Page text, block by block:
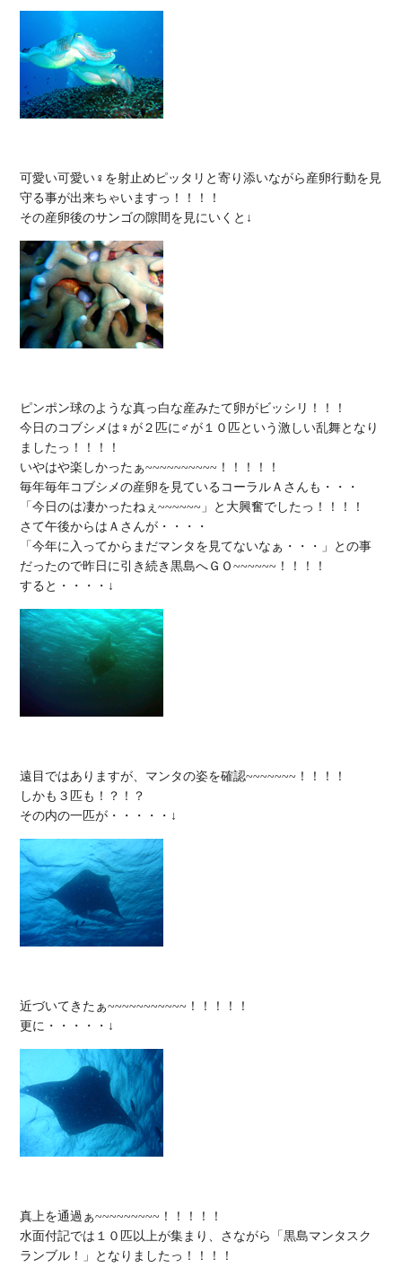
可愛い可愛い♀を射止めピッタリと寄り添いながら産卵行動を見
守る事が出来ちゃいますっ！！！！
ピンポン球のような真っ白な産みたて卵がビッシリ！！！
今日のコブシメは♀が２匹に♂が１０匹という激しい乱舞となり
ましたっ！！！！
いやはや楽しかったぁ~~~~~~~~~~！！！！！
毎年毎年コブシメの産卵を見ているコーラルＡさんも・・・
「今日のは凄かったねぇ~~~~~~」と大興奮でしたっ！！！！
さて午後からはＡさんが・・・・
「今年に入ってからまだマンタを見てないなぁ・・・」との事
だったので昨日に引き続き黒島へＧＯ~~~~~~！！！！
遠目ではありますが、マンタの姿を確認~~~~~~~！！！！
しかも３匹も！？！？
近づいてきたぁ~~~~~~~~~~~！！！！！
真上を通過ぁ~~~~~~~~~！！！！！
水面付記では１０匹以上が集まり、さながら「黒島マンタスク
ランブル！」となりましたっ！！！！